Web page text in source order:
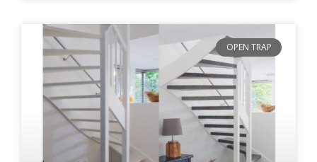
OPEN TRAP